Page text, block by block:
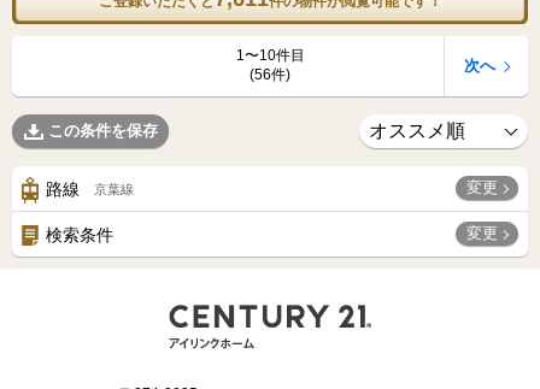
1〜10件目
(56件)
次へ
この条件を保存
路線 京葉線 変更
検索条件 変更